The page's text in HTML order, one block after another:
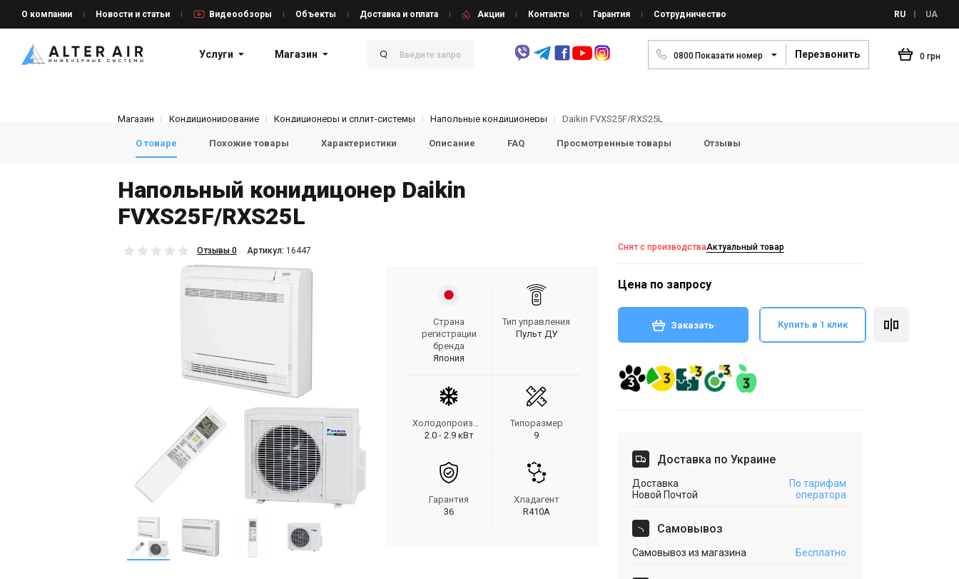
О компании Новости и статьи Видеообзоры Объекты Доставка и оплата Акции Контакты Гарантия Сотрудничество RU UA
Услуги Магазин 0800Показати номер Перезвонить 0 грн
Магазин Кондиционирование Кондиционеры и сплит-системы Напольные кондиционеры Daikin FVXS25F/RXS25L
О товаре Похожие товары Характеристики Описание FAQ Просмотренные товары Отзывы
Напольный конидицонер Daikin
FVXS25F/RXS25L
Отзывы 0 Aртикул: 16447
Страна
регистрации
бренда
Япония
Тип управления
Пульт ДУ
Холодопроизводительность
2.0 - 2.9 кВт
Типоразмер
9
Гарантия
36
Хладагент
R410A
Снят с производстваАктуальный товар
Цена по запросу
Заказать Купить в 1 клик
Доставка по Украине
Доставка
Новой Почтой
По тарифам
оператора
Cамовывоз
Самовывоз из магазина Бесплатно